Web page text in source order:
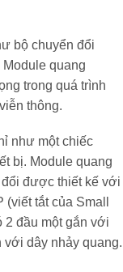
bộ chuyển đổi
quang
trong quá trình
thông.
như một chiếc
bị. Module quang
được thiết kế với
tắt của Small
2 đầu một gắn với
dây nhảy quang.